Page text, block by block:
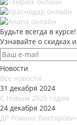
Будьте всегда в курсе!
Узнавайте о скидках
Новости
Все новости
31 декабря 2024
С Новым 2025 годом
24 декабря 2024
ДР Романа